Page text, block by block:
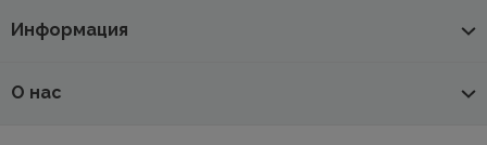
Информация
О нас